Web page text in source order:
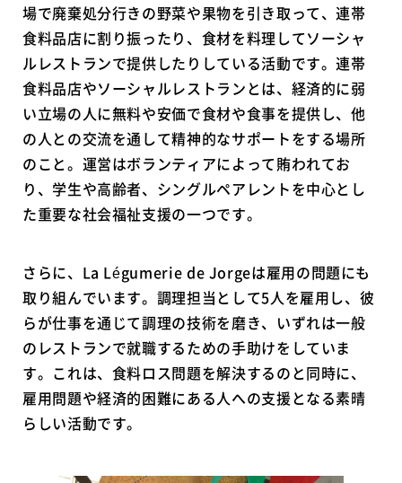
場で廃棄処分行きの野菜や果物を引き取って、連帯
食料品店に割り振ったり、食材を料理してソーシャ
ルレストランで提供したりしている活動です。連帯
食料品店やソーシャルレストランとは、経済的に弱
い立場の人に無料や安価で食材や食事を提供し、他
の人との交流を通して精神的なサポートをする場所
のこと。運営はボランティアによって賄われてお
り、学生や高齢者、シングルペアレントを中心とし
た重要な社会福祉支援の一つです。
さらに、La Légumerie de Jorgeは雇用の問題にも
取り組んでいます。調理担当として5人を雇用し、彼
らが仕事を通じて調理の技術を磨き、いずれは一般
のレストランで就職するための手助けをしていま
す。これは、食料ロス問題を解決するのと同時に、
雇用問題や経済的困難にある人への支援となる素晴
らしい活動です。